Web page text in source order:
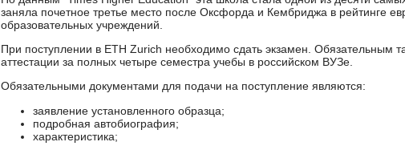
заняла почетное третье место после Оксфорда и Кембриджа в рейтинге
образовательных учреждений.
При поступлении в ETH Zurich необходимо сдать экзамен. Обязательным
аттестации за полных четыре семестра учебы в российском ВУЗе.
Обязательными документами для подачи на поступление являются:
заявление установленного образца;
подробная автобиография;
характеристика;